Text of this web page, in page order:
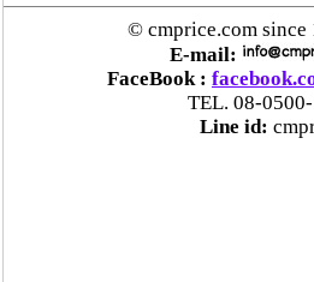
8 “พบสารหนูสูงเกินค่ามา
ไทยยังน่าลงทุน หลังพบต่า
แรก 1.1 แสนล้านบาท
© cmprice.com since
E-mail:
FaceBook :
TEL. 08-
Line id: